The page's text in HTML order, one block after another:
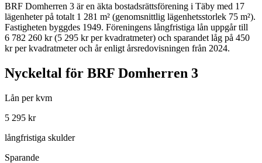
BRF Domherren 3 är en äkta bostadsrättsförening i Täby med 17
lägenheter på totalt 1 281 m² (genomsnittlig lägenhetsstorlek 75 m²).
Fastigheten byggdes 1949. Föreningens långfristiga lån uppgår till
6 782 260 kr (5 295 kr per kvadratmeter) och sparandet låg på 450
kr per kvadratmeter och år enligt årsredovisningen från 2024.
Nyckeltal för BRF Domherren 3
Lån per kvm
5 295 kr
långfristiga skulder
Sparande